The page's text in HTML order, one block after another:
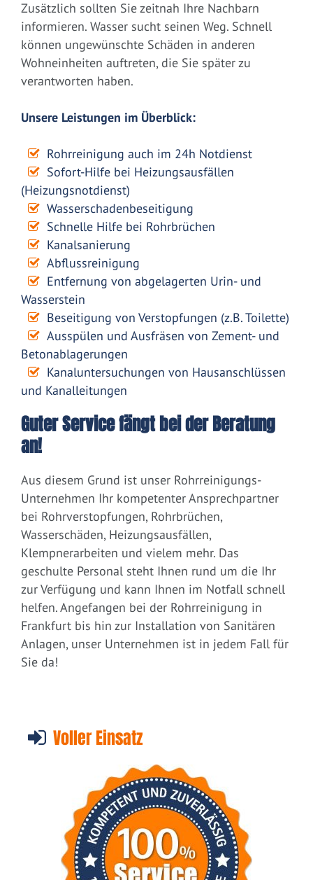
Zusätzlich sollten Sie zeitnah Ihre Nachbarn
informieren. Wasser sucht seinen Weg. Schnell
können ungewünschte Schäden in anderen
Wohneinheiten auftreten, die Sie später zu
verantworten haben.
Unsere Leistungen im Überblick:
Rohrreinigung auch im 24h Notdienst
Sofort-Hilfe bei Heizungsausfällen
(Heizungsnotdienst)
Wasserschadenbeseitigung
Schnelle Hilfe bei Rohrbrüchen
Kanalsanierung
Abflussreinigung
Entfernung von abgelagerten Urin- und
Wasserstein
Beseitigung von Verstopfungen (z.B. Toilette)
Ausspülen und Ausfräsen von Zement- und
Betonablagerungen
Kanaluntersuchungen von Hausanschlüssen
und Kanalleitungen
Guter Service fängt bei der Beratung
an!
Aus diesem Grund ist unser Rohrreinigungs-
Unternehmen Ihr kompetenter Ansprechpartner
bei Rohrverstopfungen, Rohrbrüchen,
Wasserschäden, Heizungsausfällen,
Klempnerarbeiten und vielem mehr. Das
geschulte Personal steht Ihnen rund um die Ihr
zur Verfügung und kann Ihnen im Notfall schnell
helfen. Angefangen bei der Rohrreinigung in
Frankfurt bis hin zur Installation von Sanitären
Anlagen, unser Unternehmen ist in jedem Fall für
Sie da!
Voller Einsatz